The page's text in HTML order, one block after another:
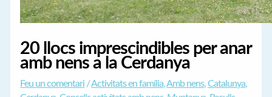
20 llocs imprescindibles per anar
amb nens a la Cerdanya
Feu un comentari /Activitats en família,Amb nens,Catalunya,